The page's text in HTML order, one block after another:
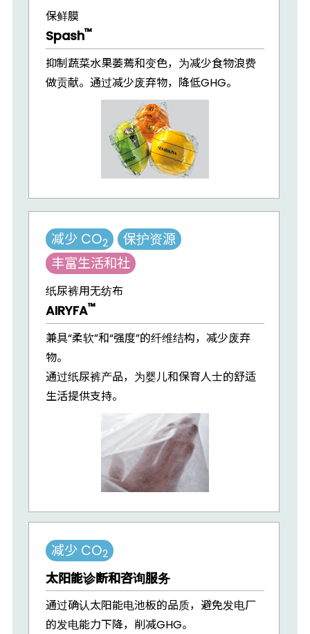
保鲜膜
Spash™
抑制蔬菜水果萎蔫和变色，为减少食物浪费
做贡献。通过减少废弃物，降低GHG。
减少 CO2
保护资源
丰富生活和社
纸尿裤用无纺布
AIRYFA™
兼具“柔软”和“强度”的纤维结构，减少废弃
物。
通过纸尿裤产品，为婴儿和保育人士的舒适
生活提供支持。
减少 CO2
太阳能诊断和咨询服务
通过确认太阳能电池板的品质，避免发电厂
的发电能力下降，削减GHG。